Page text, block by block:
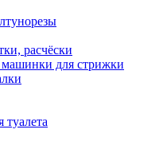
расчёски
для стрижки
туалета